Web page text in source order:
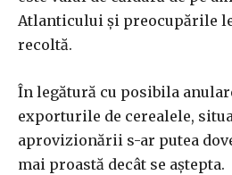
Atlanticului și preocupările
recoltă.
În legătură cu posibila
exporturile de cerealele,
aprovizionării s-ar putea
mai proastă decât se aștepta.